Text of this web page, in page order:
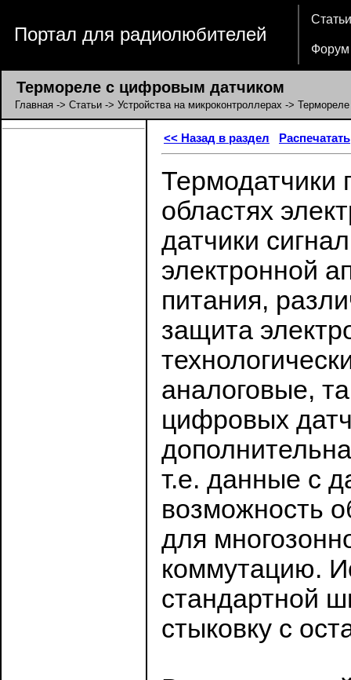
Портал для радиолюбителей
Статьи
Форум
Термореле с цифровым датчиком
Главная -> Статьи -> Устройства на микроконтроллерах ->
<< Назад в раздел Распечатать
Термодатчики
областях
датчики
электронной
питания,
защита
аналоговые,
цифровых
т.е. данные с
возможность
для
коммутацию.
стандартной
стыковку с